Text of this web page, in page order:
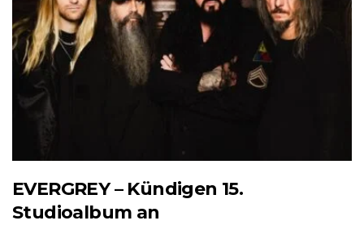
EVERGREY – Kündigen 15.
Studioalbum an